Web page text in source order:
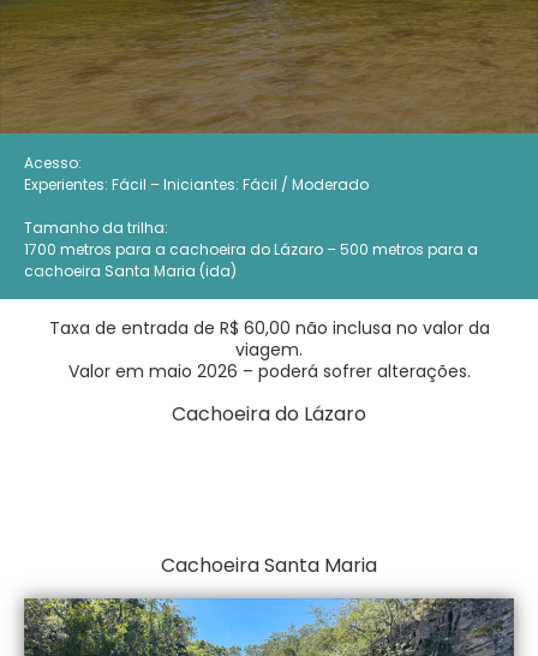
Acesso:
Experientes: Fácil – Iniciantes: Fácil / Moderado
Tamanho da trilha:
1700 metros para a cachoeira do Lázaro – 500 metros para a
cachoeira Santa Maria (ida)
Taxa de entrada de R$ 60,00 não inclusa no valor da
viagem.
Valor em maio 2026 – poderá sofrer alterações.
Cachoeira do Lázaro
Cachoeira Santa Maria